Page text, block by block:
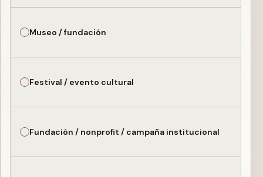
Museo / fundación
Festival / evento cultural
Fundación / nonprofit / campaña institucional